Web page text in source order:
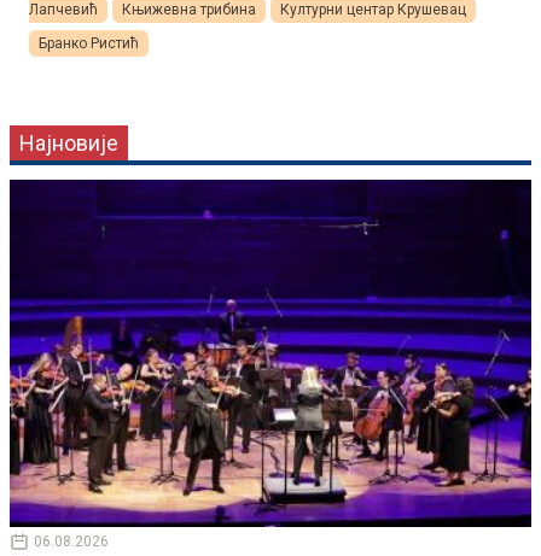
Лапчевић
Књижевна трибина
Културни центар Крушевац
Бранко Ристић
Најновије
06.08.2026